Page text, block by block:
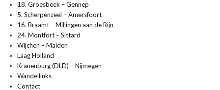
18. Groesbeek – Gennep
5. Scherpenzeel – Amersfoort
16. Braamt – Millingen aan de Rijn
24. Montfort – Sittard
Wijchen – Malden
Laag Holland
Kranenburg (DLD) – Nijmegen
Wandellinks
Contact